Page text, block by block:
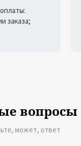
заказа;
вопросы
может, ответ